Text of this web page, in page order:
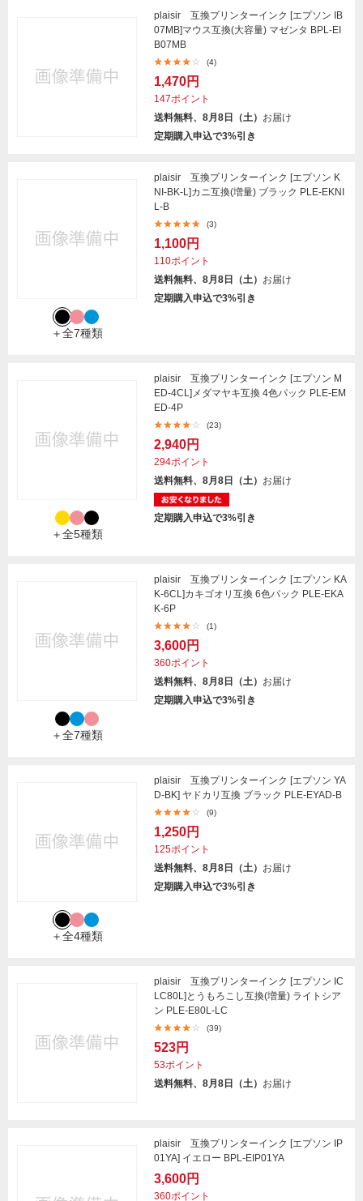
plaisir 互換プリンターインク [エプソン IB
07MB]マウス互換(大容量) マゼンタ BPL-EI
B07MB
(4)
1,470円
147ポイント
送料無料、8月8日（土） お届け
定期購入申込で3%引き
＋全7種類
plaisir 互換プリンターインク [エプソン K
NI-BK-L]カニ互換(増量) ブラック PLE-EKNI
L-B
(3)
1,100円
110ポイント
送料無料、8月8日（土） お届け
定期購入申込で3%引き
＋全5種類
plaisir 互換プリンターインク [エプソン M
ED-4CL]メダマヤキ互換 4色パック PLE-EM
ED-4P
(23)
2,940円
294ポイント
送料無料、8月8日（土） お届け
定期購入申込で3%引き
＋全7種類
plaisir 互換プリンターインク [エプソン KA
K-6CL]カキゴオリ互換 6色パック PLE-EKA
K-6P
(1)
3,600円
360ポイント
送料無料、8月8日（土） お届け
定期購入申込で3%引き
＋全4種類
plaisir 互換プリンターインク [エプソン YA
D-BK] ヤドカリ互換 ブラック PLE-EYAD-B
(9)
1,250円
125ポイント
送料無料、8月8日（土） お届け
定期購入申込で3%引き
plaisir 互換プリンターインク [エプソン IC
LC80L]とうもろこし互換(増量) ライトシア
ン PLE-E80L-LC
(39)
523円
53ポイント
送料無料、8月8日（土） お届け
plaisir 互換プリンターインク [エプソン IP
01YA] イエロー BPL-EIP01YA
3,600円
360ポイント